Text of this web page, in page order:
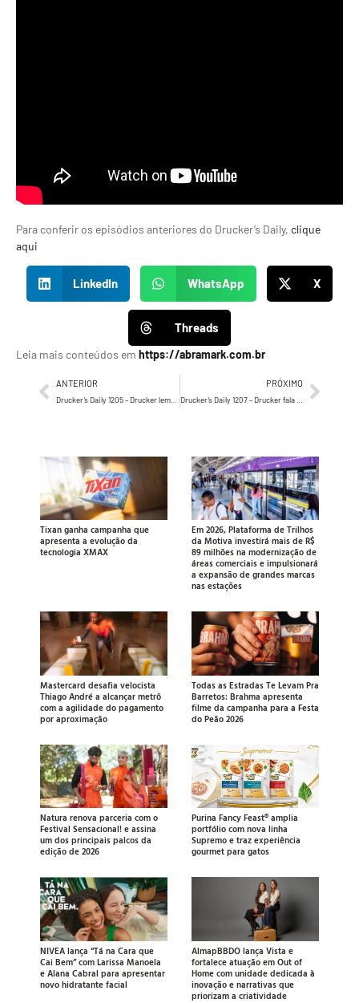
Para conferir os episódios anteriores do Drucker’s Daily, clique
aqui
LinkedIn WhatsApp X
Threads
Leia mais conteúdos em https://abramark.com.br
ANTERIOR PRÓXIMO
Tixan ganha campanha que
apresenta a evolução da
tecnologia XMAX
Em 2026, Plataforma de Trilhos
da Motiva investirá mais de R$
89 milhões na modernização de
áreas comerciais e impulsionará
a expansão de grandes marcas
nas estações
Mastercard desafia velocista
Thiago André a alcançar metrô
com a agilidade do pagamento
por aproximação
Todas as Estradas Te Levam Pra
Barretos: Brahma apresenta
filme da campanha para a Festa
do Peão 2026
Natura renova parceria com o
Festival Sensacional! e assina
um dos principais palcos da
edição de 2026
Purina Fancy Feast® amplia
portfólio com nova linha
Supremo e traz experiência
gourmet para gatos
NIVEA lança “Tá na Cara que
Cai Bem” com Larissa Manoela
e Alana Cabral para apresentar
novo hidratante facial
AlmapBBDO lança Vista e
fortalece atuação em Out of
Home com unidade dedicada à
inovação e narrativas que
priorizam a criatividade